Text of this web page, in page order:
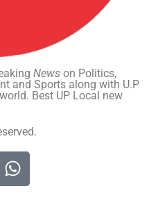
News on Politics,
and Sports along with U.P
Best UP Local new